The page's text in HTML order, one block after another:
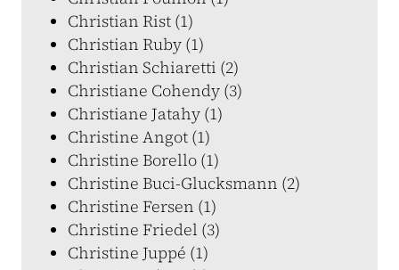
Christian Rist (1)
Christian Ruby (1)
Christian Schiaretti (2)
Christiane Cohendy (3)
Christiane Jatahy (1)
Christine Angot (1)
Christine Borello (1)
Christine Buci-Glucksmann (2)
Christine Fersen (1)
Christine Friedel (3)
Christine Juppé (1)